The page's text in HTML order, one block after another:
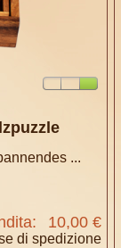
...
10,00 €
di spedizione